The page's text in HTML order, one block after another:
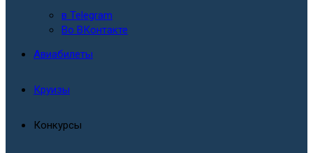
в Telegram
Во ВКонтакте
Авиабилеты
Круизы
Конкурсы